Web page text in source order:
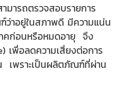
มารถตรวจสอบรายการ
ว่าอยู่ในสภาพดี มีความแน่น
ภคก่อนหรือหมดอายุ จึง
เพื่อลดความเสี่ยงต่อการ
น เพราะเป็นผลิตภัณฑ์ที่ผ่าน